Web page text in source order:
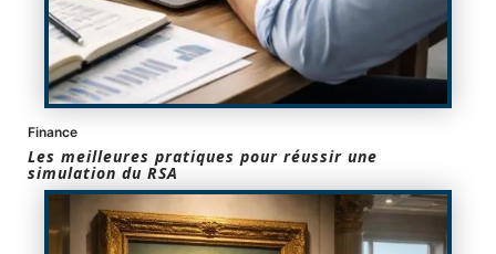
Finance
Les meilleures pratiques pour réussir une
simulation du RSA